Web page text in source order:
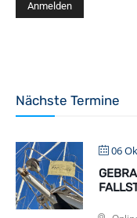
Nächste Termine
06